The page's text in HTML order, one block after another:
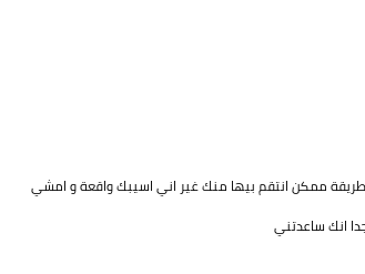
ممكن انتقم بيها منك غير اني اسيبك واقعة و امشي
انك ساعدتني